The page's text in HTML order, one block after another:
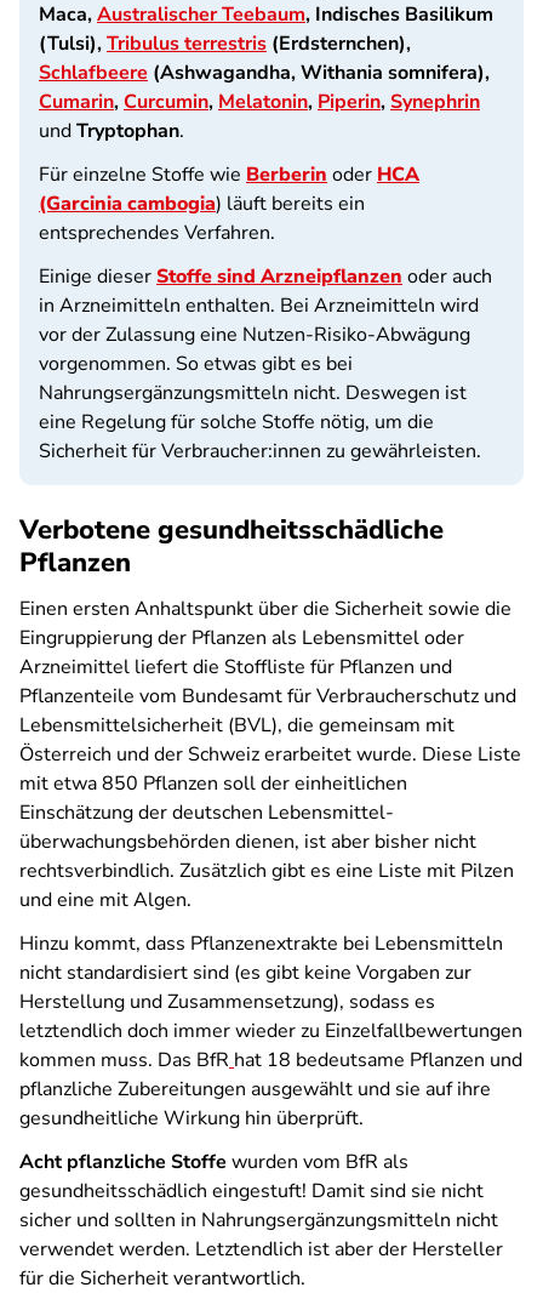
Maca,Australischer Teebaum, Indisches Basilikum
(Tulsi),Tribulus terrestris (Erdsternchen),
Schlafbeere (Ashwagandha, Withania somnifera),
Cumarin,Curcumin, Melatonin, Piperin,Synephrin
undTryptophan.
Für einzelne Stoffe wie Berberin oder HCA
(Garcinia cambogia) läuft bereits ein
entsprechendes Verfahren.
Einige dieserStoffe sind Arzneipflanzen oder auch
in Arzneimitteln enthalten. Bei Arzneimitteln wird
vor der Zulassung eine Nutzen-Risiko-Abwägung
vorgenommen. So etwas gibt es bei
Nahrungsergänzungsmitteln nicht. Deswegen ist
eine Regelung für solche Stoffe nötig, um die
Sicherheit für Verbraucher:innen zu gewährleisten.
Verbotene gesundheitsschädliche
Pflanzen
Einen ersten Anhaltspunkt über die Sicherheit sowie die
Eingruppierung der Pflanzen als Lebensmittel oder
Arzneimittel liefert die Stoffliste für Pflanzen und
Pflanzenteile vom Bundesamt für Verbraucherschutz und
Lebensmittelsicherheit (BVL), die gemeinsam mit
Österreich und der Schweiz erarbeitet wurde. Diese Liste
mit etwa 850 Pflanzen soll der einheitlichen
Einschätzung der deutschen Lebensmittel­
überwachungsbehörden dienen, ist aber bisher nicht
rechtsverbindlich. Zusätzlich gibt es eine Liste mit Pilzen
und eine mit Algen.
Hinzu kommt, dass Pflanzenextrakte bei Lebensmitteln
nicht standardisiert sind (es gibt keine Vorgaben zur
Herstellung und Zusammensetzung), sodass es
letztendlich doch immer wieder zu Einzelfall­bewertungen
kommen muss. Das BfR hat 18 bedeutsame Pflanzen und
pflanzliche Zubereitungen ausgewählt und sie auf ihre
gesundheitliche Wirkung hin überprüft.
Acht pflanzliche Stoffe wurden vom BfR als
gesundheitsschädlich eingestuft! Damit sind sie nicht
sicher und sollten in Nahrungsergänzungsmitteln nicht
verwendet werden. Letztendlich ist aber der Hersteller
für die Sicherheit verantwortlich.